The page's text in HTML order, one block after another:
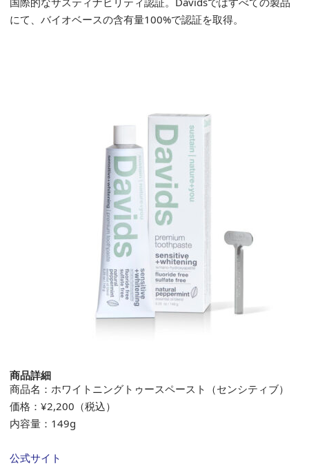
にて、バイオベースの含有量100%で認証を取得。
商品詳細
商品名：ホワイトニングトゥースペースト（センシティブ）
価格：¥2,200（税込）
内容量：149g
公式サイト